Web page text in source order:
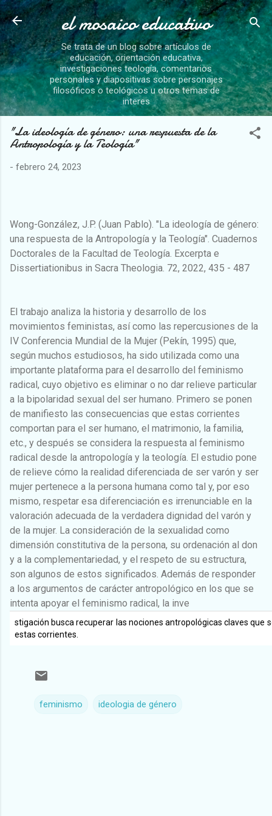
Ir al contenido
el mosaico educativo
Se trata de un blog sobre artículos de
educación, orientación educativa,
investigaciones teología, comentarios
personales y diapositivas sobre personajes
filosóficos o teológicos u otros temas de
interes
"La ideología de género: una respuesta de la
Antropología y la Teología"
- febrero 24, 2023
Wong-González, J.P. (Juan Pablo). "La ideología de género:
una respuesta de la Antropología y la Teología". Cuadernos
Doctorales de la Facultad de Teología. Excerpta e
Dissertiationibus in Sacra Theologia. 72, 2022, 435 - 487
El trabajo analiza la historia y desarrollo de los
movimientos feministas, así como las repercusiones de la
IV Conferencia Mundial de la Mujer (Pekín, 1995) que,
según muchos estudiosos, ha sido utilizada como una
importante plataforma para el desarrollo del feminismo
radical, cuyo objetivo es eliminar o no dar relieve particular
a la bipolaridad sexual del ser humano. Primero se ponen
de manifiesto las consecuencias que estas corrientes
comportan para el ser humano, el matrimonio, la familia,
etc., y después se considera la respuesta al feminismo
radical desde la antropología y la teología. El estudio pone
de relieve cómo la realidad diferenciada de ser varón y ser
mujer pertenece a la persona humana como tal y, por eso
mismo, respetar esa diferenciación es irrenunciable en la
valoración adecuada de la verdadera dignidad del varón y
de la mujer. La consideración de la sexualidad como
dimensión constitutiva de la persona, su ordenación al don
y a la complementariedad, y el respeto de su estructura,
son algunos de estos significados. Además de responder
a los argumentos de carácter antropológico en los que se
intenta apoyar el feminismo radical, la inve
stigación busca recuperar las nociones antropológicas claves
estas corrientes.
feminismo ideologia de género